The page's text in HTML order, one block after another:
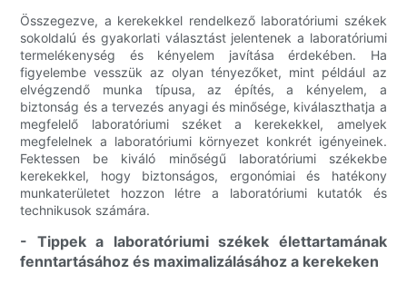
Összegezve, a kerekekkel rendelkező laboratóriumi székek
sokoldalú és gyakorlati választást jelentenek a laboratóriumi
termelékenység és kényelem javítása érdekében. Ha
figyelembe vesszük az olyan tényezőket, mint például az
elvégzendő munka típusa, az építés, a kényelem, a
biztonság és a tervezés anyagi és minősége, kiválaszthatja a
megfelelő laboratóriumi széket a kerekekkel, amelyek
megfelelnek a laboratóriumi környezet konkrét igényeinek.
Fektessen be kiváló minőségű laboratóriumi székekbe
kerekekkel, hogy biztonságos, ergonómiai és hatékony
munkaterületet hozzon létre a laboratóriumi kutatók és
technikusok számára.
- Tippek a laboratóriumi székek élettartamának
fenntartásához és maximalizálásához a kerekeken